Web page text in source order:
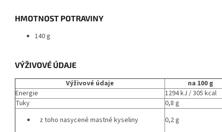
HMOTNOST POTRAVINY
140 g
VÝŽIVOVÉ ÚDAJE
Výživové údaje
na 100 g
Energie
1294 kJ / 305 kcal
Tuky
0,8 g
z toho nasycené mastné kyseliny
0,2 g